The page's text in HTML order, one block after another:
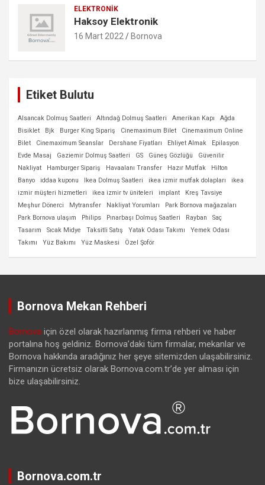
ELEKTRONIK
Haksoy Elektronik
16 Mart 2022 Bornova
Etiket Bulutu
Alsancak Dolmuş Saatleri Altındağ Dolmuş Saatleri Amerikan Kapı
Ağda
Bisiklet
Bjk Burger King Sipariş Cinemaximum Bilet
Cinemaximum Online
Bilet
Cinemaximum Seanslar Dershane Fiyatları Ehliyet Almak
Epilasyon
Evde Masaj
Gaziemir Dolmuş Saatleri GS Güneş Gözlüğü
Güvenilir
Nakliyat
Hamburger Sipariş Havaalanı Transfer Hazır Mutfak
Hilton
Banyo
iddaa kuponu Ikea Dolmuş Saatleri ikea izmir mutfak dolapları
ikea
izmir müşteri hizmetleri
ikea izmir tv üniteleri implant
Kreş Tavsiye
Meşhur Dönerci
Mytransfer Nakliyat Yorumları
Park Bornova mağazaları
Park Bornova ulaşım
Philips Pınarbaşı Dolmuş Saatleri Rayban
Saç
Tasarım
Sıcak Midye Taksitli Satış Yatak Odası Takımı
Yemek Odası
Takımı
Yüz Bakımı Yüz Maskesi Özel Şoför
Bornova Mekan Rehberi
Bornova için özel olarak hazırlanmış firma rehberi ve haber
portalına hoş geldiniz. Bornova’daki tüm firmalar, mekanlar ve
Bornova hakkında aradığınız her şeye sitemizden ulaşabilirsiniz.
Firmanızın ücretsiz olarak Bornova.com.tr’de yer alması için
bize ulaşabilirsiniz.
Bornova.com.tr